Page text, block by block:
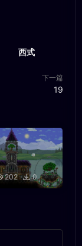
西式
下一篇
19
202 0